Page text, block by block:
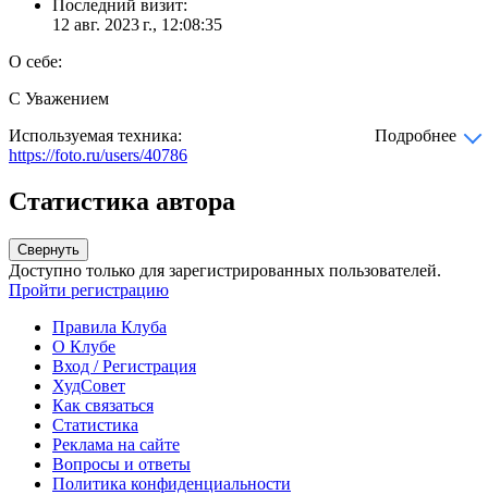
Последний визит:
12 авг. 2023 г., 12:08:35
О себе:
С Уважением
Используемая техника:
Подробнее
https://foto.ru/users/40786
Статистика автора
Свернуть
Доступно только для зарегистрированных пользователей.
Пройти регистрацию
Правила Клуба
О Клубе
Вход / Регистрация
ХудСовет
Как связаться
Статистика
Реклама на сайте
Вопросы и ответы
Политика конфиденциальности